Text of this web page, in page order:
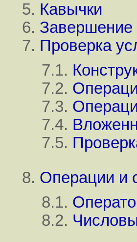
5. Кавычки
6. Завершение
7. Проверка
7.1.
7.2.
7.3.
7.4.
7.5.
8. Операции и
8.1.
8.2.